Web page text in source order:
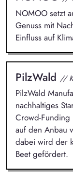
NOMOO setzt
Genuss mit
Einfluss auf
PilzWald //
PilzWald
nachhaltiges
Crowd-Funding
auf den Anbau
dabei wird der
Beet gefördert.